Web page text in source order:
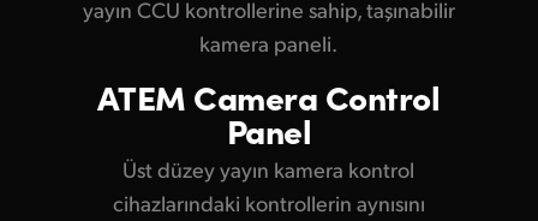
yayın CCU kontrollerine sahip, taşınabilir
kamera paneli.
ATEM Camera Control
Panel
Üst düzey yayın kamera kontrol
cihazlarındaki kontrollerin aynısını